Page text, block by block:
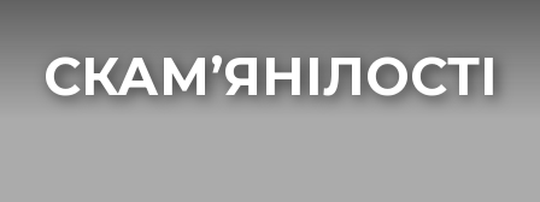
СКАМ’ЯНІЛОСТІ